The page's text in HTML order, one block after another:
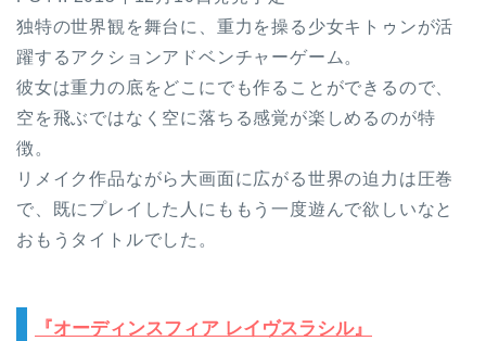
独特の世界観を舞台に、重力を操る少女キトゥンが活
躍するアクションアドベンチャーゲーム。
彼女は重力の底をどこにでも作ることができるので、
空を飛ぶではなく空に落ちる感覚が楽しめるのが特
徴。
リメイク作品ながら大画面に広がる世界の迫力は圧巻
で、既にプレイした人にももう一度遊んで欲しいなと
おもうタイトルでした。
『オーディンスフィア レイヴスラシル』